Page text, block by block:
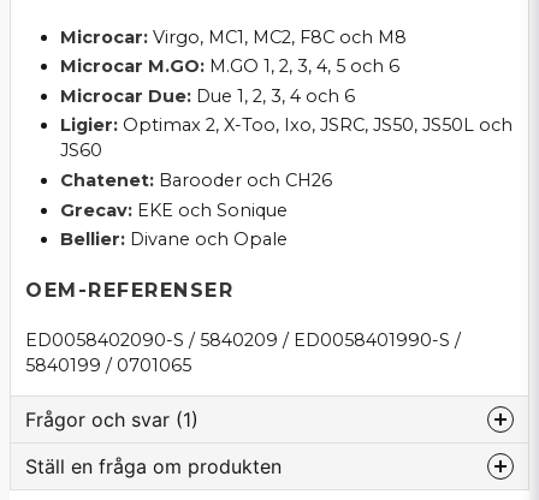
Microcar:Virgo, MC1, MC2, F8C och M8
Microcar M.GO:M.GO 1, 2, 3, 4, 5 och 6
Microcar Due:Due 1, 2, 3, 4 och 6
Ligier:Optimax 2, X-Too, Ixo, JSRC, JS50, JS50L och
JS60
Chatenet:Barooder och CH26
Grecav:EKE och Sonique
Bellier:Divane och Opale
OEM-REFERENSER
ED0058402090-S / 5840209 / ED0058401990-S /
5840199 / 0701065
Frågor och svar (1)
Ställ en fråga om produkten